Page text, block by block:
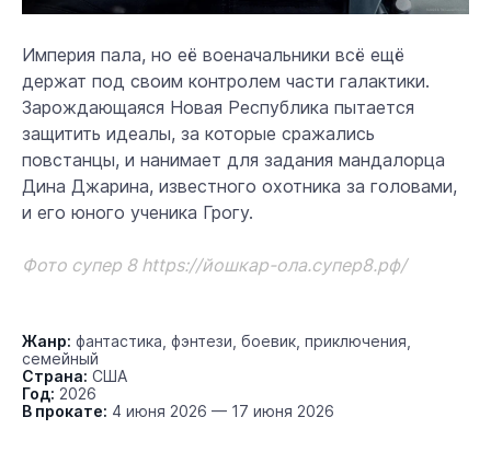
Империя пала, но её военачальники всё ещё
держат под своим контролем части галактики.
Зарождающаяся Новая Республика пытается
защитить идеалы, за которые сражались
повстанцы, и нанимает для задания мандалорца
Дина Джарина, известного охотника за головами,
и его юного ученика Грогу.
Фото супер 8 https://йошкар-ола.супер8.рф/
Жанр: фантастика, фэнтези, боевик, приключения,
семейный
Страна: США
Год: 2026
В прокате: 4 июня 2026 — 17 июня 2026